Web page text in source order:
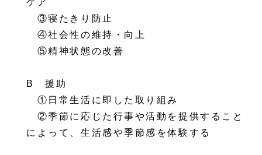
ケア
③寝たきり防止
④社会性の維持・向上
⑤精神状態の改善
B 援助
①日常生活に即した取り組み
②季節に応じた行事や活動を提供すること
によって、生活感や季節感を体験する